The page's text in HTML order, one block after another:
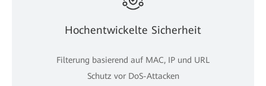
Hochentwickelte Sicherheit
Filterung basierend auf MAC, IP und URL
Schutz vor DoS-Attacken